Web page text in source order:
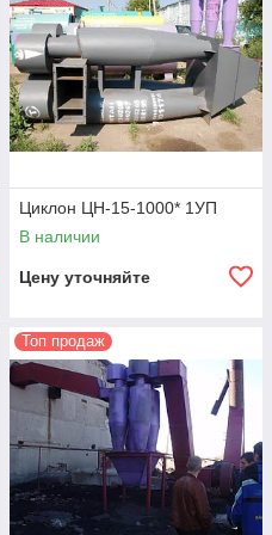
оборудования
норм и имеют
качества.
и другого
для котельных установок
связываетесь с нами по
Циклон ЦН-15-1000* 1УП
В наличии
Цену уточняйте
Топ продаж